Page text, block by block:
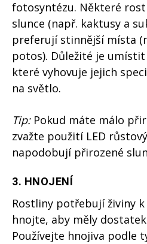
fotosyntézu. Některé
slunce (např. kaktusy a
preferují stinnější místa
potos). Důležité je
které vyhovuje jejich
na světlo.
Tip:Pokud máte málo
zvažte použití LED
napodobují přirozené
3. HNOJENÍ
Rostliny potřebují živiny
hnojte, aby měly
Používejte hnojiva podle